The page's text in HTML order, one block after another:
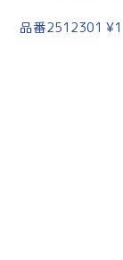
品番2512301